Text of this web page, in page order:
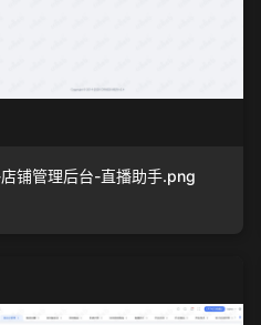
铺管理后台-直播助手.png